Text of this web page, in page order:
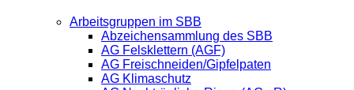
Arbeitsgruppen im SBB
Abzeichensammlung des SBB
AG Felsklettern (AGF)
AG Freischneiden/Gipfelpaten
AG Klimaschutz